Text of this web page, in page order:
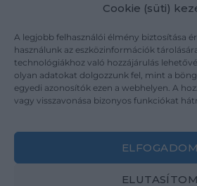
Cookie (süti)
A legjobb felhasználói élmény biztosítása
használunk az eszközinformációk
technológiákhoz való hozzájárulás
olyan adatokat dolgozzunk fel, mint a
egyedi azonosítók ezen a webhelyen. A
vagy visszavonása bizonyos funkciókat
ELFOGADOM
ELUTASÍTOM
Karrier
Kapcsolat